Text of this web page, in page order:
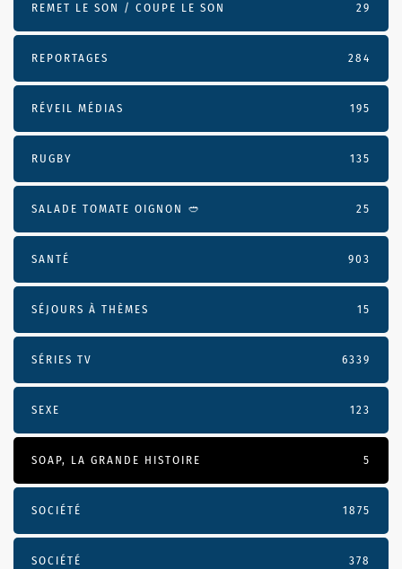
REMET LE SON / COUPE LE SON 29
REPORTAGES 284
RÉVEIL MÉDIAS 195
RUGBY 135
SALADE TOMATE OIGNON 🥙 25
SANTÉ 903
SÉJOURS À THÈMES 15
SÉRIES TV 6339
SEXE 123
SOAP, LA GRANDE HISTOIRE 5
SOCIÉTÉ 1875
SOCIÉTÉ 378